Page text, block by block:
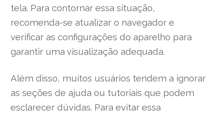
tela. Para contornar essa situação,
recomenda-se atualizar o navegador e
verificar as configurações do aparelho para
garantir uma visualização adequada.
Além disso, muitos usuários tendem a ignorar
as seções de ajuda ou tutoriais que podem
esclarecer dúvidas. Para evitar essa